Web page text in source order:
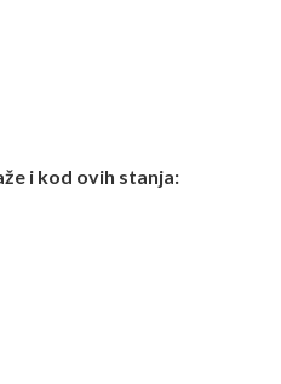
i kod ovih stanja: